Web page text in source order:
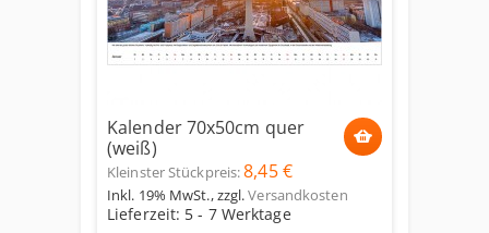
Kalender 70x50cm quer
(weiß)
Kleinster Stückpreis:8,45 €
Inkl. 19% MwSt.,zzgl.Versandkosten
Lieferzeit: 5 - 7 Werktage